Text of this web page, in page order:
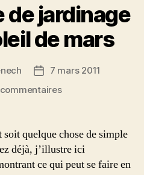
de jardinage
de mars
Date
de
7 mars 2011
sur
de
sous
le
quelque chose de simple
déjà, j’illustre ici
ce qui peut se faire en